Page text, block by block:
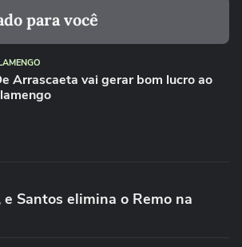
para você
Arrascaeta vai gerar bom lucro ao
Santos elimina o Remo na